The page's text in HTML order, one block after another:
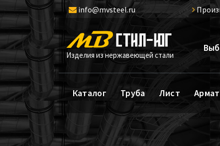
Перейти
к
содержимому
info@mvsteel.ru
Изделия из нержавеющей стали
Каталог Труба Лист